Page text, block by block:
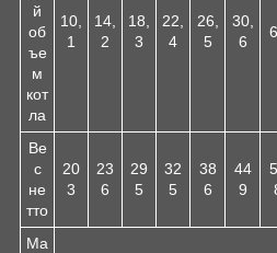
й
об
ъе
м
кот
ла
10,
1
14,
2
18,
3
22,
4
26,
5
30,
6
Ве
с
не
тто
20
3
23
6
29
5
32
5
38
6
44
9
Ма